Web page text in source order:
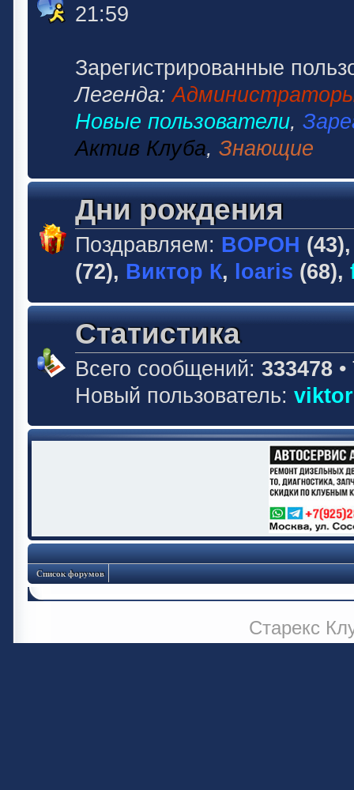
21:59
Зарегистрированные
Легенда:
Новые пользователи,
Актив Клуба, Знающие
Дни рождения
Поздравляем: BOPOH
(72), Виктор К, loaris (68),
Статистика
Всего сообщений: 333478
Новый пользователь:
Список форумов
Старекс